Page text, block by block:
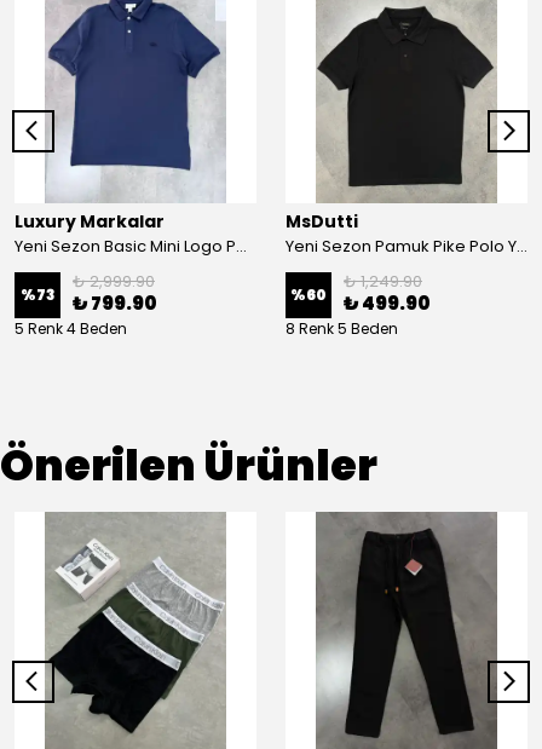
Luxury Markalar
Yeni Sezon Basic Mini Logo Pamuk Pike Polo Yaka
%73
₺ 2,999.90
₺ 799.90
5 Renk 4 Beden
MsDutti
Yeni Sezon Pamuk Pike Polo Yaka T-shirt
%60
₺ 1,249.90
₺ 499.90
8 Renk 5 Beden
Önerilen Ürünler